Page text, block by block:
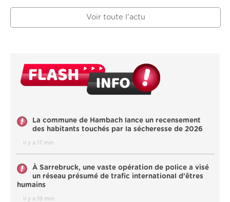
Voir toute l'actu
La commune de Hambach lance un recensement
des habitants touchés par la sécheresse de 2026
il y a 17 min
À Sarrebruck, une vaste opération de police a visé
un réseau présumé de trafic international d’êtres
humains
il y a 19 min